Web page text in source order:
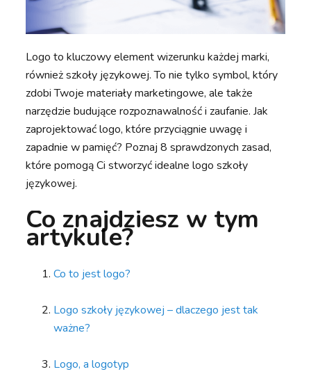
Logo to kluczowy element wizerunku każdej marki,
również szkoły językowej. To nie tylko symbol, który
zdobi Twoje materiały marketingowe, ale także
narzędzie budujące rozpoznawalność i zaufanie. Jak
zaprojektować logo, które przyciągnie uwagę i
zapadnie w pamięć? Poznaj 8 sprawdzonych zasad,
które pomogą Ci stworzyć idealne logo szkoły
językowej.
Co znajdziesz w tym
artykule?
Co to jest logo?
Logo szkoły językowej – dlaczego jest tak
ważne?
Logo, a logotyp